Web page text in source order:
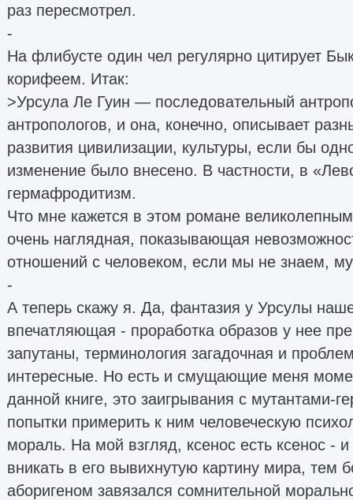
раз пересмотрел.
-
На флибусте один чел регулярно цитирует
корифеем. Итак:
>Урсула Ле Гуин — последовательный
антропологов, и она, конечно, описывает
развития цивилизации, культуры, если бы
изменение было внесено. В частности, в
гермафродитизм.
Что мне кажется в этом романе
очень наглядная, показывающая
отношений с человеком, если мы не знаем,
-
А теперь скажу я. Да, фантазия у Урсулы
впечатляющая - проработка образов у нее
запутаны, терминология загадочная и
интересные. Но есть и смущающие меня
данной книге, это заигрывания с мутантами-
попытки примерить к ним человеческую
мораль. На мой взгляд, ксенос есть ксенос -
вникать в его вывихнутую картину мира, тем
аборигеном завязался сомнительной